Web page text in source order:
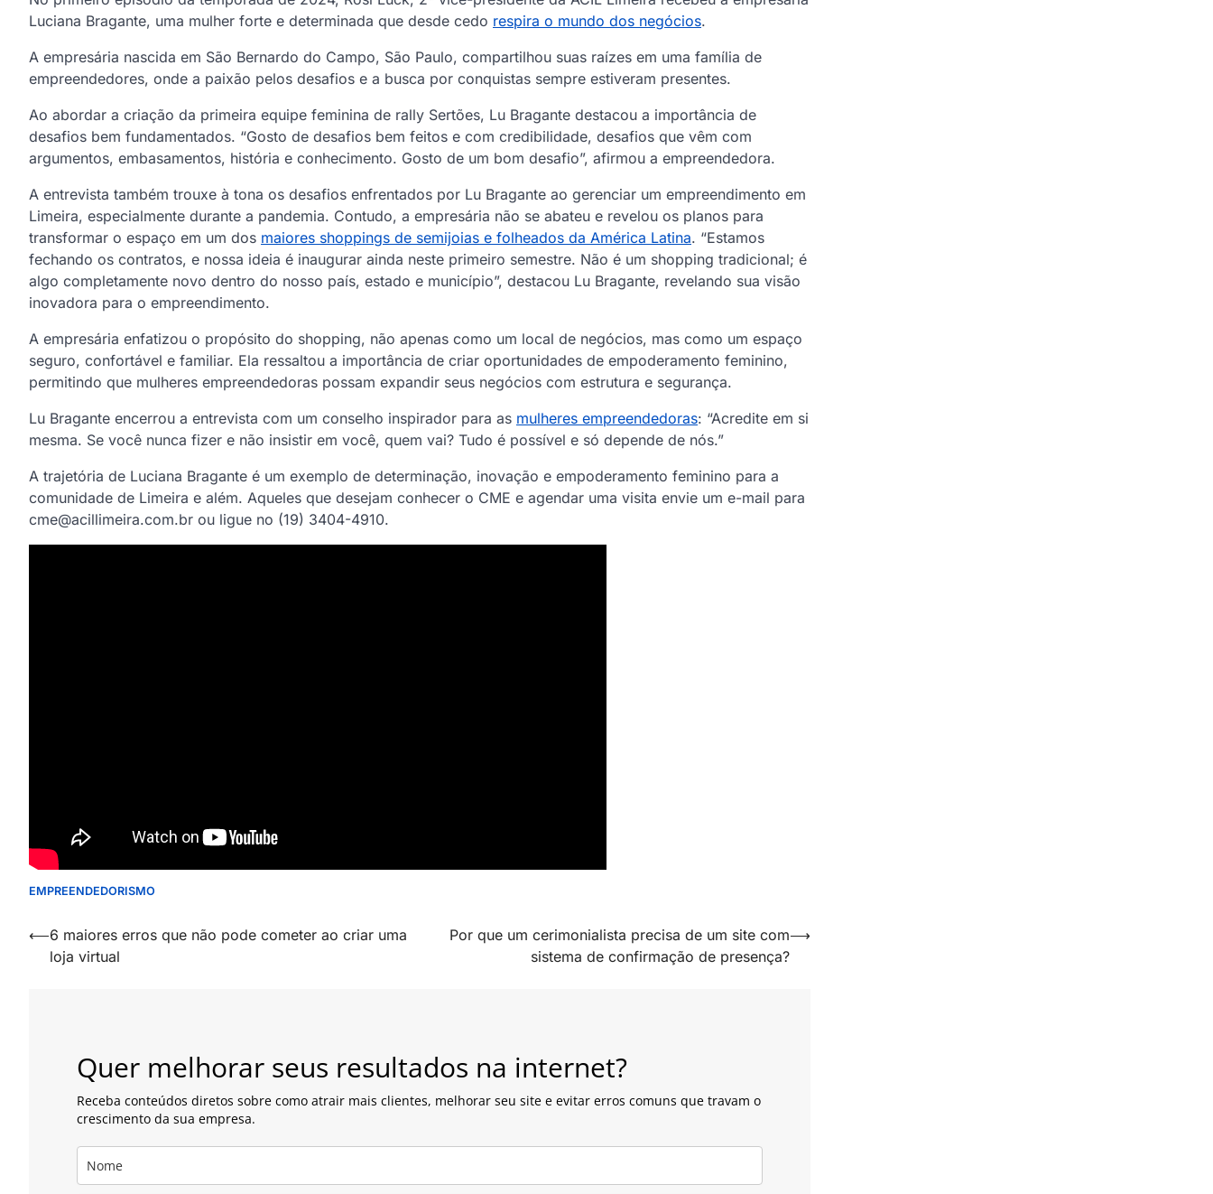
Luciana Bragante, uma mulher forte e determinada que desde cedo respira o mundo dos negócios.
A empresária nascida em São Bernardo do Campo, São Paulo, compartilhou suas raízes em uma família de
empreendedores, onde a paixão pelos desafios e a busca por conquistas sempre estiveram presentes.
Ao abordar a criação da primeira equipe feminina de rally Sertões, Lu Bragante destacou a importância de
desafios bem fundamentados. “Gosto de desafios bem feitos e com credibilidade, desafios que vêm com
argumentos, embasamentos, história e conhecimento. Gosto de um bom desafio”, afirmou a empreendedora.
A entrevista também trouxe à tona os desafios enfrentados por Lu Bragante ao gerenciar um empreendimento em
Limeira, especialmente durante a pandemia. Contudo, a empresária não se abateu e revelou os planos para
transformar o espaço em um dos maiores shoppings de semijoias e folheados da América Latina. “Estamos
fechando os contratos, e nossa ideia é inaugurar ainda neste primeiro semestre. Não é um shopping tradicional; é
algo completamente novo dentro do nosso país, estado e município”, destacou Lu Bragante, revelando sua visão
inovadora para o empreendimento.
A empresária enfatizou o propósito do shopping, não apenas como um local de negócios, mas como um espaço
seguro, confortável e familiar. Ela ressaltou a importância de criar oportunidades de empoderamento feminino,
permitindo que mulheres empreendedoras possam expandir seus negócios com estrutura e segurança.
Lu Bragante encerrou a entrevista com um conselho inspirador para as mulheres empreendedoras: “Acredite em si
mesma. Se você nunca fizer e não insistir em você, quem vai? Tudo é possível e só depende de nós.”
A trajetória de Luciana Bragante é um exemplo de determinação, inovação e empoderamento feminino para a
comunidade de Limeira e além. Aqueles que desejam conhecer o CME e agendar uma visita envie um e-mail para
cme@acillimeira.com.br ou ligue no (19) 3404-4910.
EMPREENDEDORISMO
Navegação
⟵6 maiores erros que não pode cometer ao criar uma
loja virtual
Por que um cerimonialista precisa de um site com
sistema de confirmação de presença?
⟶
Quer melhorar seus resultados na internet?
Receba conteúdos diretos sobre como atrair mais clientes, melhorar seu site e evitar erros comuns que travam o
crescimento da sua empresa.